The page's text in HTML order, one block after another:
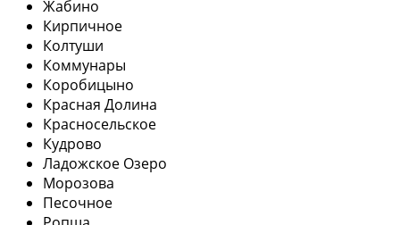
Жабино
Кирпичное
Колтуши
Коммунары
Коробицыно
Красная Долина
Красносельское
Кудрово
Ладожское Озеро
Морозова
Песочное